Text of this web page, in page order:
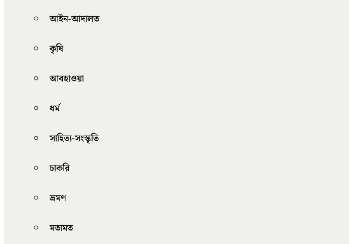
আইন-আদালত
কৃষি
আবহাওয়া
ধর্ম
সাহিত্য-সংস্কৃতি
চাকরি
ভ্রমণ
মতামত